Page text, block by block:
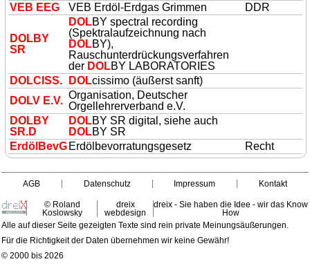
VEB EEG VEB Erdöl-Erdgas Grimmen DDR
DOLBY
SR
DOLBY spectral recording
(Spektralaufzeichnung nach
DOLBY),
Rauschunterdrückungsverfahren
der DOLBY LABORATORIES
DOLCISS. DOLcissimo (äußerst sanft)
DOLV E.V. Organisation, Deutscher
Orgellehrerverband e.V.
DOLBY
SR.D
DOLBY SR digital, siehe auch
DOLBY SR
ErdölBevG Erdölbevorratungsgesetz Recht
AGB Datenschutz Impressum Kontakt
© Roland
Koslowsky
dreix
webdesign
dreix - Sie haben die Idee - wir das Know
How
Alle auf dieser Seite gezeigten Texte sind rein private Meinungsäußerungen.
Für die Richtigkeit der Daten übernehmen wir keine Gewähr!
© 2000 bis 2026